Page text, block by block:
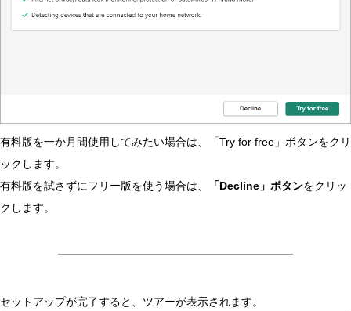
有料版を一か月間使用してみたい場合は、「Try for free」ボタンをクリ
ックします。
有料版を試さずにフリー版を使う場合は、
「Decline」ボタンをクリッ
クします。
セットアップが完了すると、ツアーが表示されます。